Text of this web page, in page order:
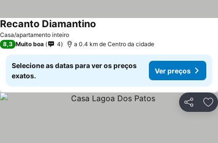
Casa/apartamento inteiro
Recanto Diamantino
8,3 Muito boa 4 a 0.4 km de Centro da cidade
Selecione as datas para ver os preços
exatos.
Ver preços
Partilhar